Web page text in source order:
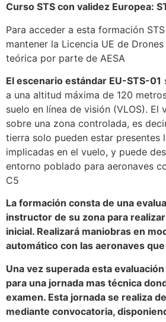
Curso STS con validez Europea:
Para acceder a esta formación
mantener la Licencia UE de Drones
teórica por parte de AESA
El escenario estándar EU-STS-01
a una altitud máxima de 120
suelo en línea de visión (VLOS). El
sobre una zona controlada, es
tierra solo pueden estar presentes
implicadas en el vuelo, y puede
entorno poblado para aeronaves
C5
La formación consta de una
instructor de su zona para
inicial. Realizará maniobras en
automático con las aeronaves
Una vez superada esta
para una jornada mas técnica
examen. Esta jornada se realiza
mediante convocatoria,